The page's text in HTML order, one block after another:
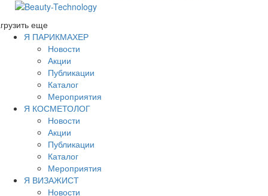
еще
Я ПАРИКМАХЕР
Новости
Акции
Публикации
Каталог
Мероприятия
Я КОСМЕТОЛОГ
Новости
Акции
Публикации
Каталог
Мероприятия
Я ВИЗАЖИСТ
Новости